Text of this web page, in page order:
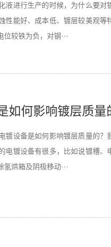
液进行生产的时候，为什么要对
性能好、成本低、镀层较美观等
较铁为负，对钢···
何影响镀层质量
镀设备是如何影响镀层质量的？
镀设备有很多，比如说镀槽、
烘箱及阴极移动···